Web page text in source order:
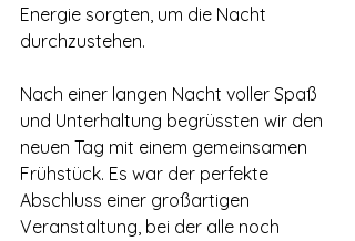
Energie sorgten, um die Nacht
durchzustehen.
Nach einer langen Nacht voller Spaß
und Unterhaltung begrüssten wir den
neuen Tag mit einem gemeinsamen
Frühstück. Es war der perfekte
Abschluss einer großartigen
Veranstaltung, bei der alle noch